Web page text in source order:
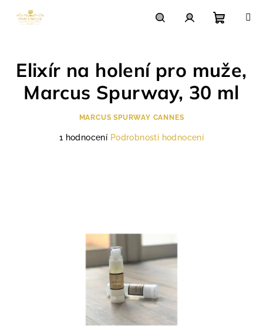
košík
Elixír na holení pro muže,
Marcus Spurway, 30 ml
MARCUS SPURWAY CANNES
Průměrné
1 hodnocení Podrobnosti hodnocení